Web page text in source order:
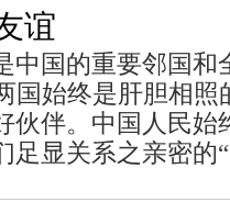
谊
中国的重要邻国和
国始终是肝胆相照
伙伴。中国人民始
足显关系之亲密的